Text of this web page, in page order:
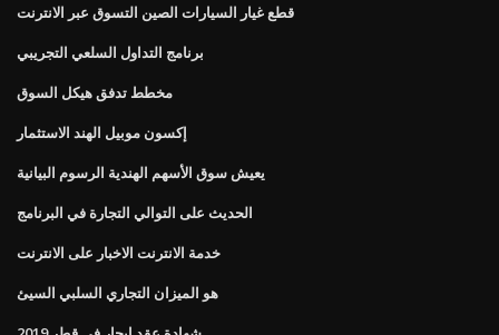
قطع غيار السيارات الصين التسوق عبر الانترنت
برنامج التداول السلعي التجريبي
مخطط تدفق هيكل السوق
إكسون موبيل الهند الاستثمار
يعيش سوق الأسهم الهندية الرسوم البيانية
الحديث على التوالي التجارة في البرنامج
خدمة الانترنت الاخبار على الانترنت
هو الميزان التجاري السلبي السيئ